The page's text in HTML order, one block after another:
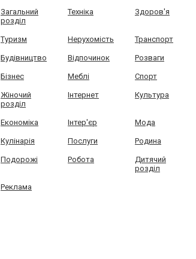
Загальний
розділ
Техніка Здоров'я
Туризм Нерухомість Транспорт
Будівництво Відпочинок Розваги
Бізнес Меблі Спорт
Жіночий
розділ
Інтернет Культура
Економіка Інтер'єр Мода
Кулінарія Послуги Родина
Подорожі Робота
Дитячий
розділ
Реклама